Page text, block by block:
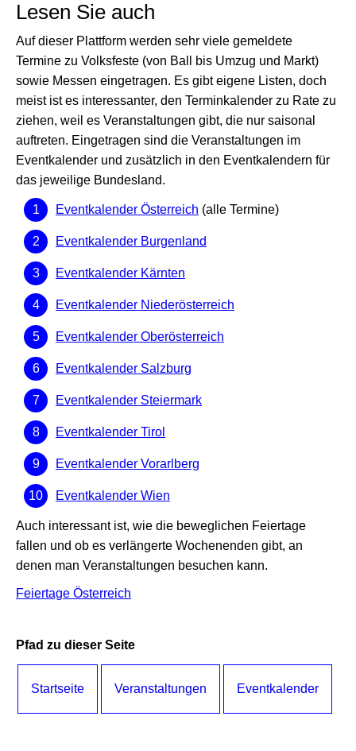
Lesen Sie auch
Auf dieser Plattform werden sehr viele gemeldete
Termine zu Volksfeste (von Ball bis Umzug und Markt)
sowie Messen eingetragen. Es gibt eigene Listen, doch
meist ist es interessanter, den Terminkalender zu Rate zu
ziehen, weil es Veranstaltungen gibt, die nur saisonal
auftreten. Eingetragen sind die Veranstaltungen im
Eventkalender und zusätzlich in den Eventkalendern für
das jeweilige Bundesland.
Eventkalender Österreich (alle Termine)
Eventkalender Burgenland
Eventkalender Kärnten
Eventkalender Niederösterreich
Eventkalender Oberösterreich
Eventkalender Salzburg
Eventkalender Steiermark
Eventkalender Tirol
Eventkalender Vorarlberg
Eventkalender Wien
Auch interessant ist, wie die beweglichen Feiertage
fallen und ob es verlängerte Wochenenden gibt, an
denen man Veranstaltungen besuchen kann.
Feiertage Österreich
Pfad zu dieser Seite
Startseite Veranstaltungen Eventkalender